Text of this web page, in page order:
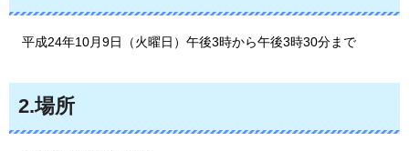
平成24年10月9日（火曜日）午後3時から午後3時30分まで
2.場所